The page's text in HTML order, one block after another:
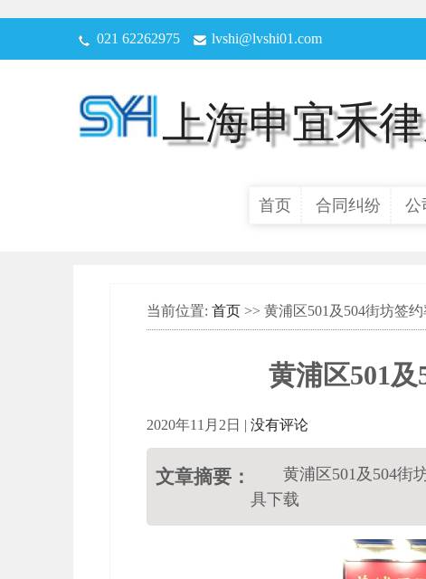
021 62262975 lvshi@lvshi01.com
上海申宜禾
首页 合同纠纷 公
当前位置: 首页 >> 黄浦区501及504街坊签
黄浦区501
2020年11月2日 | 没有评论
文章摘要：
黄浦区501及504街
具下载